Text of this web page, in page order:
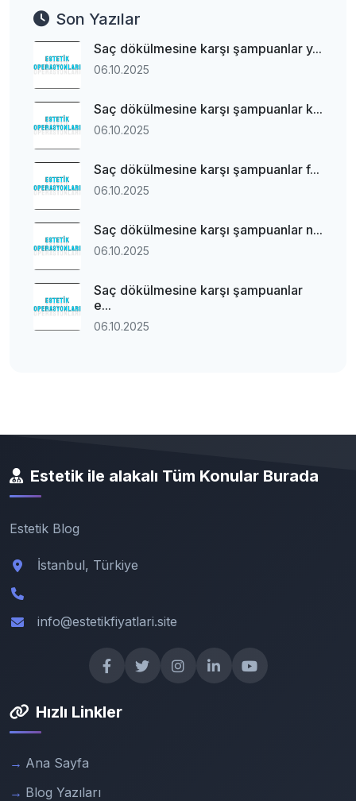
Son Yazılar
Saç dökülmesine karşı şampuanlar y...
06.10.2025
Saç dökülmesine karşı şampuanlar k...
06.10.2025
Saç dökülmesine karşı şampuanlar f...
06.10.2025
Saç dökülmesine karşı şampuanlar n...
06.10.2025
Saç dökülmesine karşı şampuanlar
e...
06.10.2025
Estetik ile alakalı Tüm Konular Burada
Estetik Blog
İstanbul, Türkiye
info@estetikfiyatlari.site
Hızlı Linkler
Ana Sayfa
Blog Yazıları